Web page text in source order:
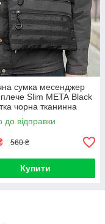
сумка месенджер
Slim META Black
чорна тканинна
до відправки
560 ₴
Купити